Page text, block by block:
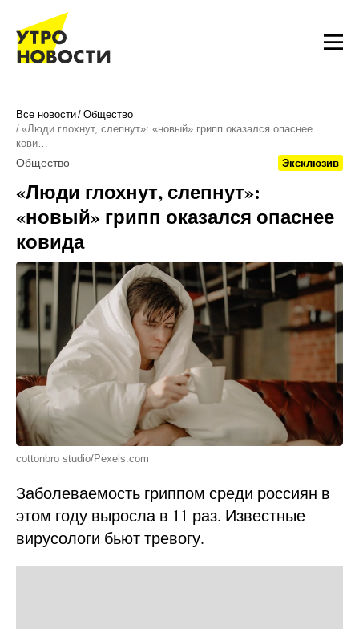
Все новости Общество
«Люди глохнут, слепнут»: «новый» грипп оказался опаснее
кови…
Общество Эксклюзив
«Люди глохнут, слепнут»:
«новый» грипп оказался опаснее
ковида
cottonbro studio/Pexels.com
Заболеваемость гриппом среди россиян в
этом году выросла в 11 раз. Известные
вирусологи бьют тревогу.